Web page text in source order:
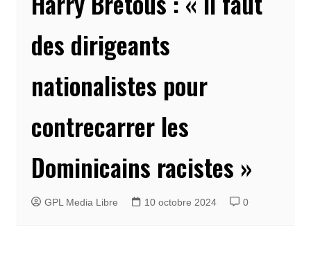
des dirigeants
nationalistes pour
contrecarrer les
Dominicains racistes »
GPL Media Libre 10 octobre 2024 0